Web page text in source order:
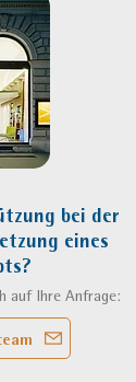
bei der
eines
auf Ihre Anfrage: